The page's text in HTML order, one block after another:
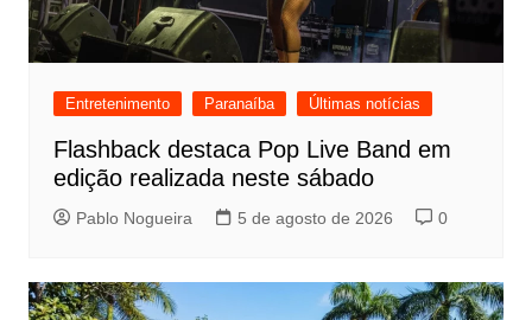
Entretenimento Paranaíba Últimas notícias
Flashback destaca Pop Live Band em
edição realizada neste sábado
Pablo Nogueira 5 de agosto de 2026 0